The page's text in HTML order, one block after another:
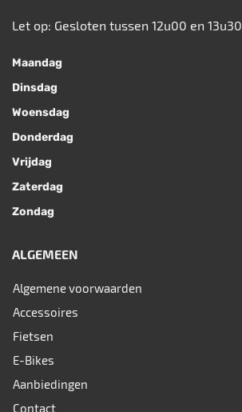
Let op: Gesloten tussen 12u00 en 13u30
Maandag
Dinsdag
Woensdag
Donderdag
Vrijdag
Zaterdag
Zondag
ALGEMEEN
Algemene voorwaarden
Accessoires
Fietsen
E-Bikes
Aanbiedingen
Contact